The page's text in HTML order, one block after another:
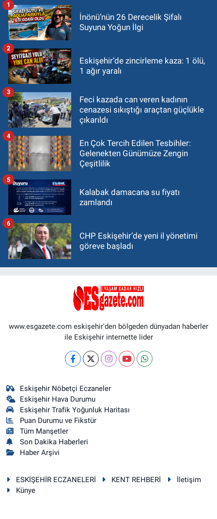
İnönü’nün 26 Derecelik Şifalı
Suyuna Yoğun İlgi
1
Eskişehir’de zincirleme kaza: 1 ölü,
1 ağır yaralı
2
Feci kazada can veren kadının
cenazesi sıkıştığı araçtan güçlükle
çıkarıldı
3
En Çok Tercih Edilen Tesbihler:
Gelenekten Günümüze Zengin
Çeşitlilik
4
Kalabak damacana su fiyatı
zamlandı
5
CHP Eskişehir’de yeni il yönetimi
göreve başladı
6
www.esgazete.com eskişehir'den bölgeden dünyadan haberler
ile Eskişehir internette lider
Eskişehir Nöbetçi Eczaneler
Eskişehir Hava Durumu
Eskişehir Trafik Yoğunluk Haritası
Puan Durumu ve Fikstür
Tüm Manşetler
Son Dakika Haberleri
Haber Arşivi
ESKİŞEHİR ECZANELERİ KENT REHBERİ
İletişim
Künye